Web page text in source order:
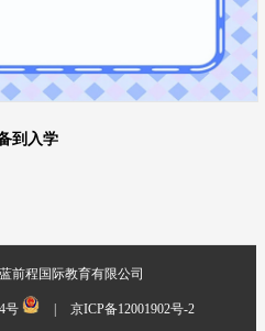
到入学
前程国际教育有限公司
号 | 京ICP备12001902号-2